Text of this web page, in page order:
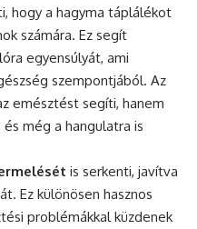
hogy a hagyma táplálékot
számára. Ez segít
egyensúlyát, ami
szempontjából. Az
emésztést segíti, hanem
még a hangulatra is
is serkenti, javítva
Ez különösen hasznos
problémákkal küzdenek